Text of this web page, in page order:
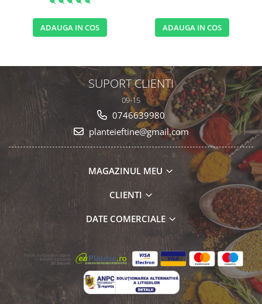
ADAUGA IN COS ADAUGA IN COS
SUPORT CLIENTI
09-15
0746639980
planteieftine@gmail.com
MAGAZINUL MEU
CLIENTI
DATE COMERCIALE